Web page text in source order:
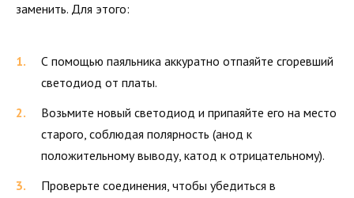
заменить. Для этого:
С помощью паяльника аккуратно отпаяйте сгоревший
светодиод от платы.
Возьмите новый светодиод и припаяйте его на место
старого, соблюдая полярность (анод к
положительному выводу, катод к отрицательному).
Проверьте соединения, чтобы убедиться в